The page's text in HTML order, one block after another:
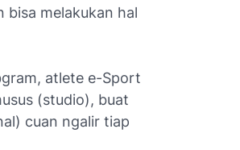
bisa melakukan hal
atlete e-Sport
(studio), buat
cuan ngalir tiap